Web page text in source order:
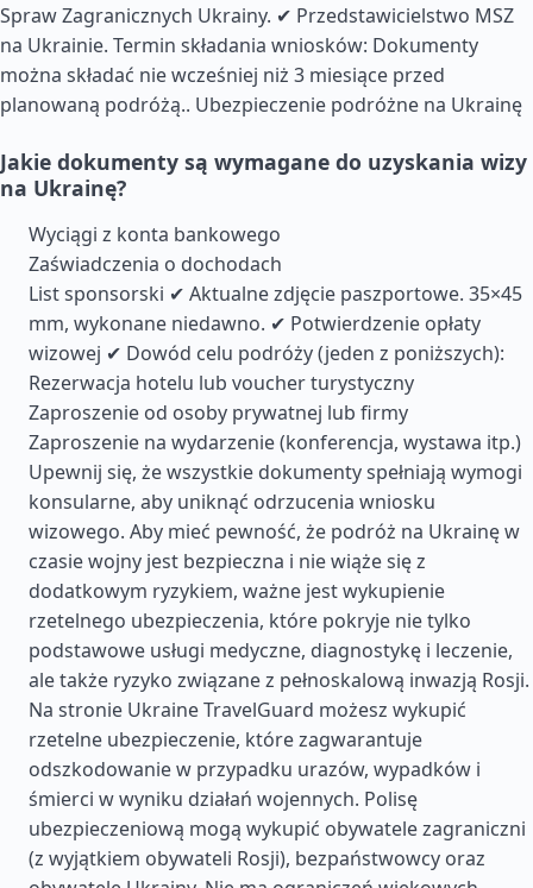
Spraw Zagranicznych Ukrainy. ✔ Przedstawicielstwo MSZ
na Ukrainie. Termin składania wniosków: Dokumenty
można składać nie wcześniej niż 3 miesiące przed
planowaną podróżą.. Ubezpieczenie podróżne na Ukrainę
Jakie dokumenty są wymagane do uzyskania wizy
na Ukrainę?
Wyciągi z konta bankowego
Zaświadczenia o dochodach
List sponsorski ✔ Aktualne zdjęcie paszportowe. 35×45
mm, wykonane niedawno. ✔ Potwierdzenie opłaty
wizowej ✔ Dowód celu podróży (jeden z poniższych):
Rezerwacja hotelu lub voucher turystyczny
Zaproszenie od osoby prywatnej lub firmy
Zaproszenie na wydarzenie (konferencja, wystawa itp.)
Upewnij się, że wszystkie dokumenty spełniają wymogi
konsularne, aby uniknąć odrzucenia wniosku
wizowego. Aby mieć pewność, że podróż na Ukrainę w
czasie wojny jest bezpieczna i nie wiąże się z
dodatkowym ryzykiem, ważne jest wykupienie
rzetelnego ubezpieczenia, które pokryje nie tylko
podstawowe usługi medyczne, diagnostykę i leczenie,
ale także ryzyko związane z pełnoskalową inwazją Rosji.
Na stronie Ukraine TravelGuard możesz wykupić
rzetelne ubezpieczenie, które zagwarantuje
odszkodowanie w przypadku urazów, wypadków i
śmierci w wyniku działań wojennych. Polisę
ubezpieczeniową mogą wykupić obywatele zagraniczni
(z wyjątkiem obywateli Rosji), bezpaństwowcy oraz